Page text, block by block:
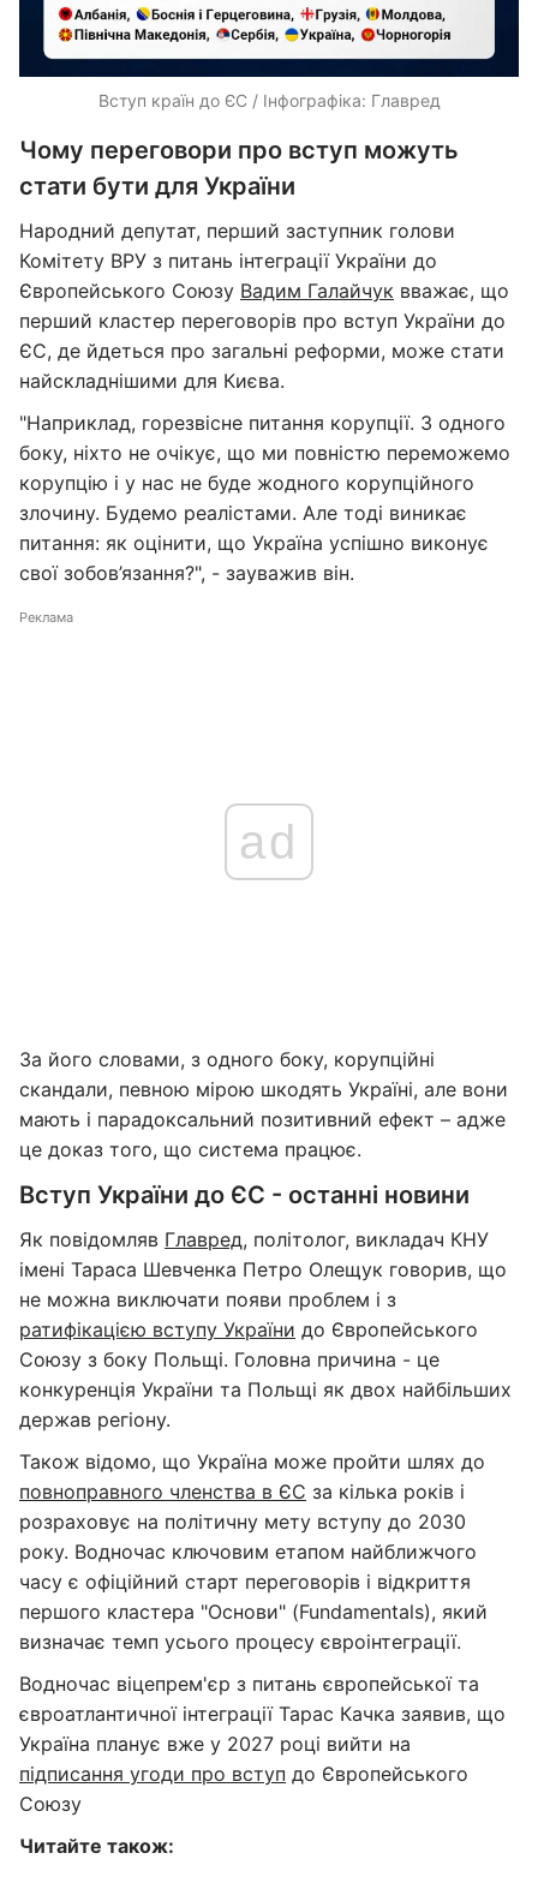
Вступ країн до ЄС / Інфографіка: Главред
Чому переговори про вступ можуть
стати бути для України
Народний депутат, перший заступник голови
Комітету ВРУ з питань інтеграції України до
Європейського Союзу Вадим Галайчук вважає, що
перший кластер переговорів про вступ України до
ЄС, де йдеться про загальні реформи, може стати
найскладнішими для Києва.
"Наприклад, горезвісне питання корупції. З одного
боку, ніхто не очікує, що ми повністю переможемо
корупцію і у нас не буде жодного корупційного
злочину. Будемо реалістами. Але тоді виникає
питання: як оцінити, що Україна успішно виконує
свої зобов’язання?", - зауважив він.
Реклама
ad
За його словами, з одного боку, корупційні
скандали, певною мірою шкодять Україні, але вони
мають і парадоксальний позитивний ефект – адже
це доказ того, що система працює.
Вступ України до ЄС - останні новини
Як повідомляв Главред, політолог, викладач КНУ
імені Тараса Шевченка Петро Олещук говорив, що
не можна виключати появи проблем і з
ратифікацією вступу України до Європейського
Союзу з боку Польщі. Головна причина - це
конкуренція України та Польщі як двох найбільших
держав регіону.
Також відомо, що Україна може пройти шлях до
повноправного членства в ЄС за кілька років і
розраховує на політичну мету вступу до 2030
року. Водночас ключовим етапом найближчого
часу є офіційний старт переговорів і відкриття
першого кластера "Основи" (Fundamentals), який
визначає темп усього процесу євроінтеграції.
Водночас віцепрем'єр з питань європейської та
євроатлантичної інтеграції Тарас Качка заявив, що
Україна планує вже у 2027 році вийти на
підписання угоди про вступ до Європейського
Союзу
Читайте також: